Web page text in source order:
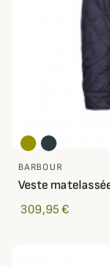
BARBOUR
Veste
309,95 €